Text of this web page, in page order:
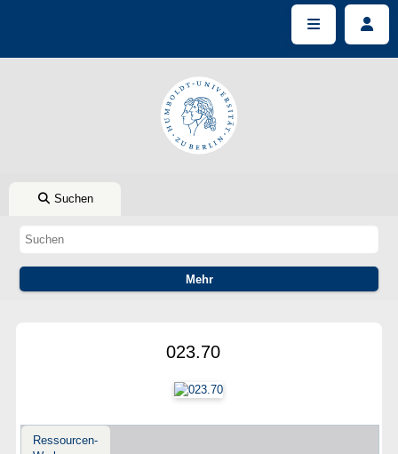
Suchen
023.70
Ressourcen-